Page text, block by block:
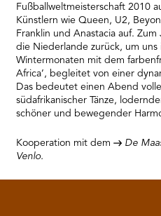
Fußballweltmeisterschaft 2010
Künstlern wie Queen, U2,
Franklin und Anastacia auf.
die Niederlande zurück, um
Wintermonaten mit dem
Africa’, begleitet von einer
Das bedeutet einen Abend
südafrikanischer Tänze,
schöner und bewegender
Kooperation mit dem
De
Venlo.